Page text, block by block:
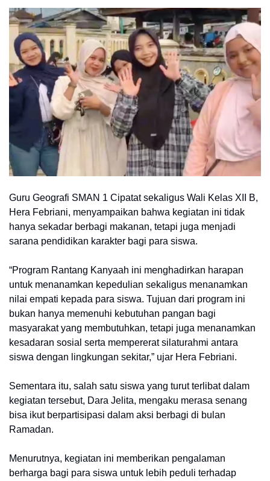
Guru Geografi SMAN 1 Cipatat sekaligus Wali Kelas XII B,
Hera Febriani, menyampaikan bahwa kegiatan ini tidak
hanya sekadar berbagi makanan, tetapi juga menjadi
sarana pendidikan karakter bagi para siswa.
“Program Rantang Kanyaah ini menghadirkan harapan
untuk menanamkan kepedulian sekaligus menanamkan
nilai empati kepada para siswa. Tujuan dari program ini
bukan hanya memenuhi kebutuhan pangan bagi
masyarakat yang membutuhkan, tetapi juga menanamkan
kesadaran sosial serta mempererat silaturahmi antara
siswa dengan lingkungan sekitar,” ujar Hera Febriani.
Sementara itu, salah satu siswa yang turut terlibat dalam
kegiatan tersebut, Dara Jelita, mengaku merasa senang
bisa ikut berpartisipasi dalam aksi berbagi di bulan
Ramadan.
Menurutnya, kegiatan ini memberikan pengalaman
berharga bagi para siswa untuk lebih peduli terhadap